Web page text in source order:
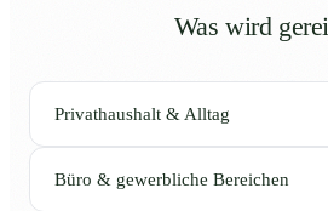
Was wird
Privathaushalt & Alltag
Büro & gewerbliche Bereichen